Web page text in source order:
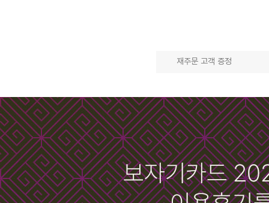
재주문 고객 증정